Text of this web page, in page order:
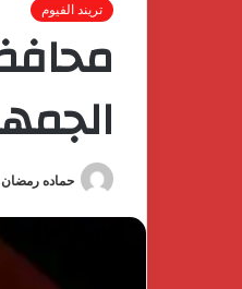
تريند الفيوم
حماده رمضان